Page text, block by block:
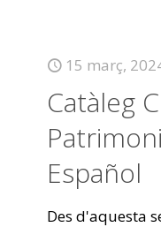
15 març,
Catàleg
Español
Des d'aquesta